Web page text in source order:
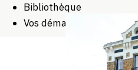
Bibliothèque
Vos démarches